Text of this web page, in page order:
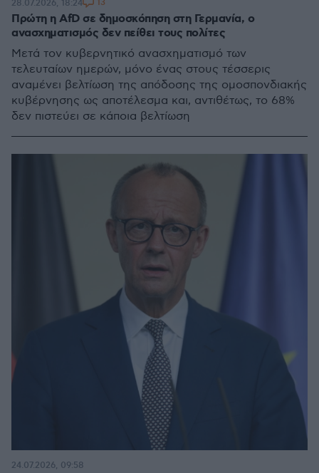
Πρώτη η AfD σε δημοσκόπηση στη Γερμανία, ο
ανασχηματισμός δεν πείθει τους πολίτες
Μετά τον κυβερνητικό ανασχηματισμό των
τελευταίων ημερών, μόνο ένας στους τέσσερις
αναμένει βελτίωση της απόδοσης της ομοσπονδιακής
κυβέρνησης ως αποτέλεσμα και, αντιθέτως, το 68%
δεν πιστεύει σε κάποια βελτίωση
28.07.2026, 18:24 13
24.07.2026, 09:58